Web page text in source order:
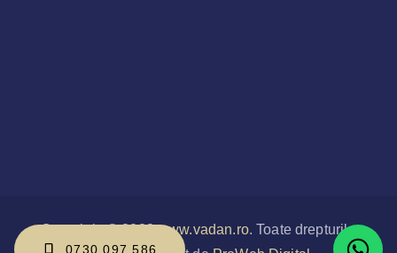
0730 097 586
Copyright © 2022www.vadan.ro. Toate drepturile